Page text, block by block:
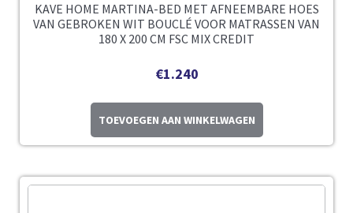
KAVE HOME MARTINA-BED MET AFNEEMBARE HOES
VAN GEBROKEN WIT BOUCLÉ VOOR MATRASSEN VAN
180 X 200 CM FSC MIX CREDIT
€1.240
TOEVOEGEN AAN WINKELWAGEN